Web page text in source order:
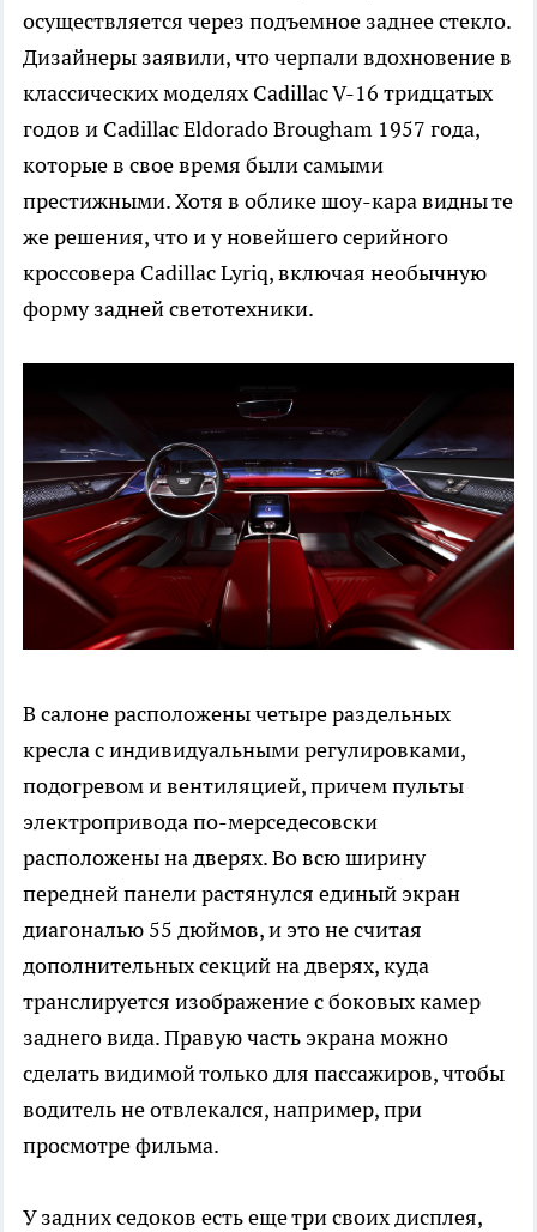
осуществляется через подъемное заднее стекло.
Дизайнеры заявили, что черпали вдохновение в
классических моделях Cadillac V-16 тридцатых
годов и Cadillac Eldorado Brougham 1957 года,
которые в свое время были самыми
престижными. Хотя в облике шоу-кара видны те
же решения, что и у новейшего серийного
кроссовера Cadillac Lyriq, включая необычную
форму задней светотехники.
В салоне расположены четыре раздельных
кресла с индивидуальными регулировками,
подогревом и вентиляцией, причем пульты
электропривода по-мерседесовски
расположены на дверях. Во всю ширину
передней панели растянулся единый экран
диагональю 55 дюймов, и это не считая
дополнительных секций на дверях, куда
транслируется изображение с боковых камер
заднего вида. Правую часть экрана можно
сделать видимой только для пассажиров, чтобы
водитель не отвлекался, например, при
просмотре фильма.
У задних седоков есть еще три своих дисплея,